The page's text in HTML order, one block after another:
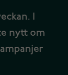
I
nytt om